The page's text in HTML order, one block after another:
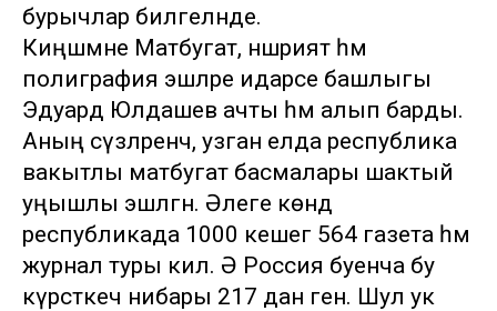
бурычлар билгеләнде.
Киңәшмәне Матбугат, нәшрият һәм
полиграфия эшләре идарәсе башлыгы
Эдуард Юлдашев ачты һәм алып барды.
Аның сүзләренчә, узган елда республика
вакытлы матбугат басмалары шактый
уңышлы эшләгән. Әлеге көндә
республикада 1000 кешегә 564 газета һәм
журнал туры килә. Ә Россия буенча бу
күрсәткеч нибары 217 данә генә. Шул ук